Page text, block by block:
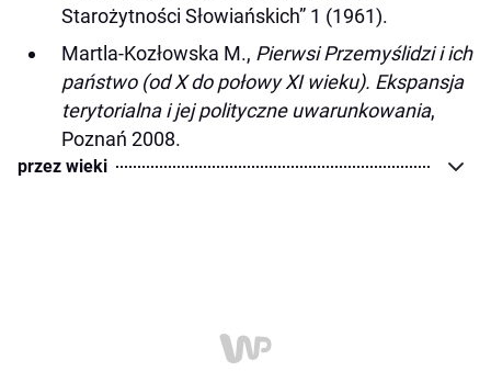
Starożytności Słowiańskich” 1 (1961).
Martla-Kozłowska M., Pierwsi Przemyślidzi i ich
państwo (od X do połowy XI wieku). Ekspansja
terytorialna i jej polityczne uwarunkowania,
Poznań 2008.
przez wieki